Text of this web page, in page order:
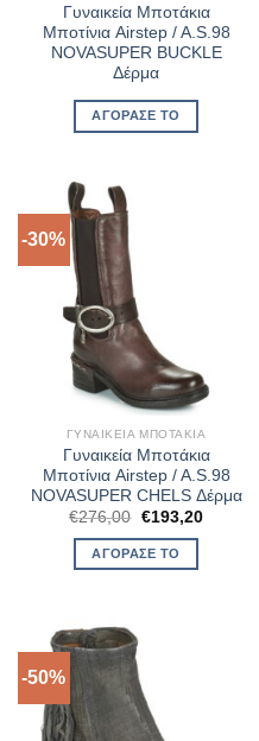
Γυναικεία Μποτάκια
Μποτίνια Airstep / A.S.98
NOVASUPER BUCKLE
Δέρμα
ΑΓΌΡΑΣΈ ΤΟ
-30%
ΓΥΝΑΙΚΕΊΑ ΜΠΟΤΆΚΙΑ
Γυναικεία Μποτάκια
Μποτίνια Airstep / A.S.98
NOVASUPER CHELS Δέρμα
€276,00 Original
was:
€276,00.
€193,20Η
ΑΓΌΡΑΣΈ ΤΟ
-50%